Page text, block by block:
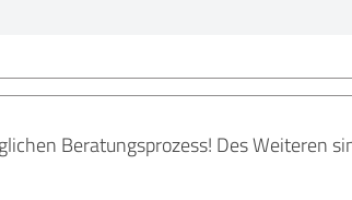
Beratungsprozess! Des Weiteren